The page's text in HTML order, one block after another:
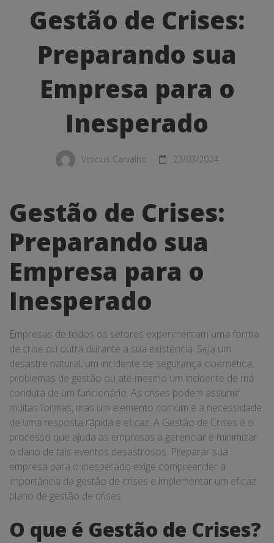
de
Crises:
Preparando
sua
Empresa
Gestão de Crises:
Preparando sua
Empresa para o
Inesperado
Vinicius Carvalho 23/03/2024
Gestão de Crises:
Preparando sua
Empresa para o
Inesperado
Empresas de todos os setores experimentam uma forma
de crise ou outra durante a sua existência. Seja um
desastre natural, um incidente de segurança cibernética,
problemas de gestão ou até mesmo um incidente de má
conduta de um funcionário. As crises podem assumir
muitas formas, mas um elemento comum é a necessidade
de uma resposta rápida e eficaz. A Gestão de Crises é o
processo que ajuda as empresas a gerenciar e minimizar
o dano de tais eventos desastrosos. Preparar sua
empresa para o inesperado exige compreender a
importância da gestão de crises e implementar um eficaz
plano de gestão de crises.
O que é Gestão de Crises?